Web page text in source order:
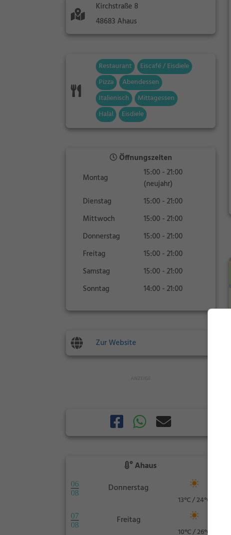
Kirchstraße 8
48683 Ahaus
Restaurant
Eiscafé / Eisdiele
Pizza
Abendessen
Italienisch
Mittagessen
Halal
Eisdiele
Öffnungszeiten
Montag
15:00 - 21:00
(neujahr)
Dienstag
15:00 - 21:00
Mittwoch
15:00 - 21:00
Donnerstag
15:00 - 21:00
Freitag
15:00 - 21:00
Samstag
15:00 - 21:00
Sonntag
14:00 - 21:00
Zur Website
Ahaus
06
08
Donnerstag
13°C / 24°C
07
08
Freitag
10°C / 26°C